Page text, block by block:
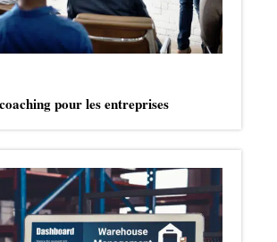
pour les entreprises